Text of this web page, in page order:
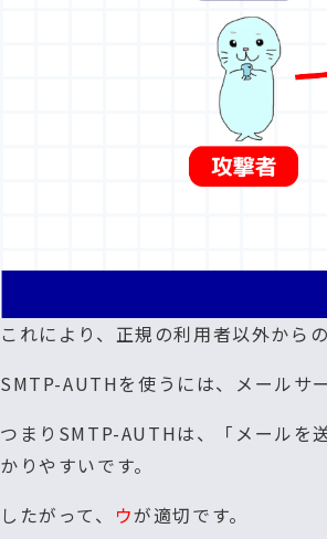
これにより、正規の利用者以外から
SMTP-AUTHを使うには、メールサ
つまりSMTP-AUTHは、「メールを
かりやすいです。
したがって、 ウが適切です。